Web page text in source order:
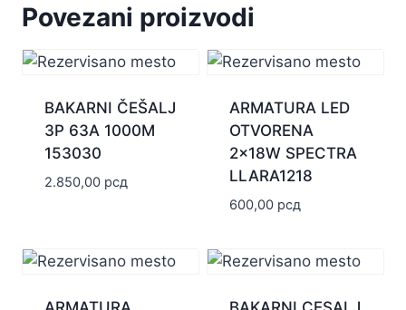
Povezani proizvodi
BAKARNI ČEŠALJ
3P 63A 1000M
153030
2.850,00 рсд
ARMATURA LED
OTVORENA
2x18W SPECTRA
LLARA1218
600,00 рсд